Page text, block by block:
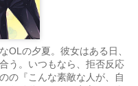
OLの夕夏。彼女はある日、
う。いつもなら、拒否反応
の『こんな素敵な人が、自